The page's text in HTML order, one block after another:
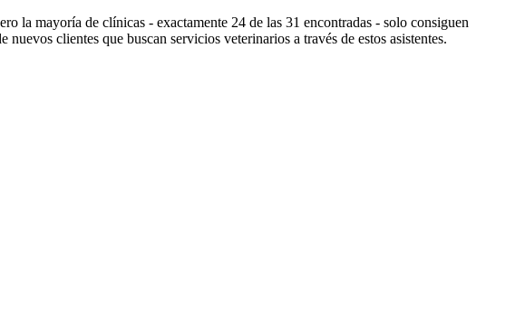
la mayoría de clínicas - exactamente 24 de las 31 encontradas - solo consiguen
clientes que buscan servicios veterinarios a través de estos asistentes.